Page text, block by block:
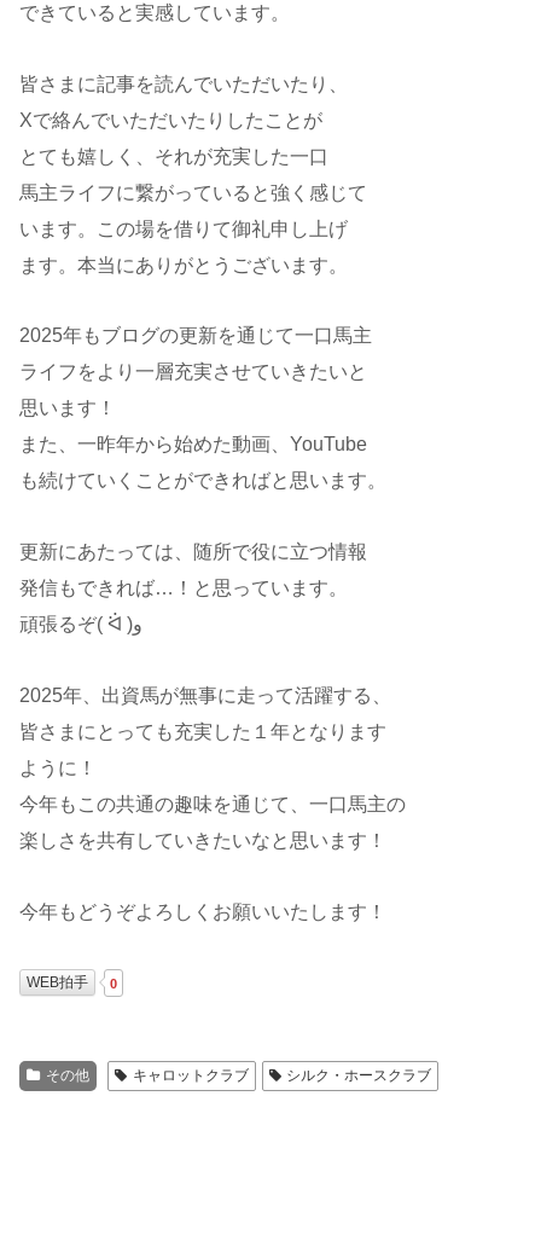
できていると実感しています。
皆さまに記事を読んでいただいたり、
Xで絡んでいただいたりしたことが
とても嬉しく、それが充実した一口
馬主ライフに繋がっていると強く感じて
います。この場を借りて御礼申し上げ
ます。本当にありがとうございます。
2025年もブログの更新を通じて一口馬主
ライフをより一層充実させていきたいと
思います！
また、一昨年から始めた動画、YouTube
も続けていくことができればと思います。
更新にあたっては、随所で役に立つ情報
発信もできれば…！と思っています。
頑張るぞ( ᐛ )و
2025年、出資馬が無事に走って活躍する、
皆さまにとっても充実した１年となります
ように！
今年もこの共通の趣味を通じて、一口馬主の
楽しさを共有していきたいなと思います！
今年もどうぞよろしくお願いいたします！
WEB拍手 0
その他 キャロットクラブ シルク・ホースクラブ